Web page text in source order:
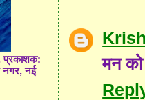
मन
प्रकाशक:
नगर, नई